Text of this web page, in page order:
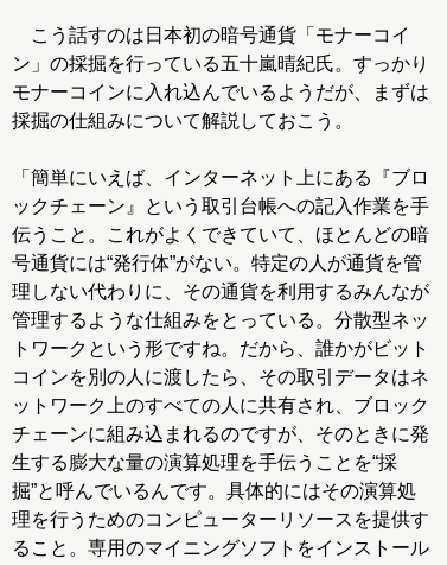
こう話すのは日本初の暗号通貨「モナーコイ
ン」の採掘を行っている五十嵐晴紀氏。すっかり
モナーコインに入れ込んでいるようだが、まずは
採掘の仕組みについて解説しておこう。
「簡単にいえば、インターネット上にある『ブロ
ックチェーン』という取引台帳への記入作業を手
伝うこと。これがよくできていて、ほとんどの暗
号通貨には“発行体”がない。特定の人が通貨を管
理しない代わりに、その通貨を利用するみんなが
管理するような仕組みをとっている。分散型ネッ
トワークという形ですね。だから、誰かがビット
コインを別の人に渡したら、その取引データはネ
ットワーク上のすべての人に共有され、ブロック
チェーンに組み込まれるのですが、そのときに発
生する膨大な量の演算処理を手伝うことを“採
掘”と呼んでいるんです。具体的にはその演算処
理を行うためのコンピューターリソースを提供す
ること。専用のマイニングソフトをインストール